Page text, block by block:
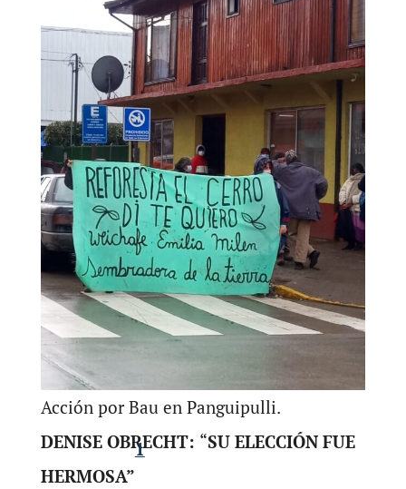
Acción por Bau en Panguipulli.
DENISE OBRECHT: “SU ELECCIÓN FUE
HERMOSA”
1